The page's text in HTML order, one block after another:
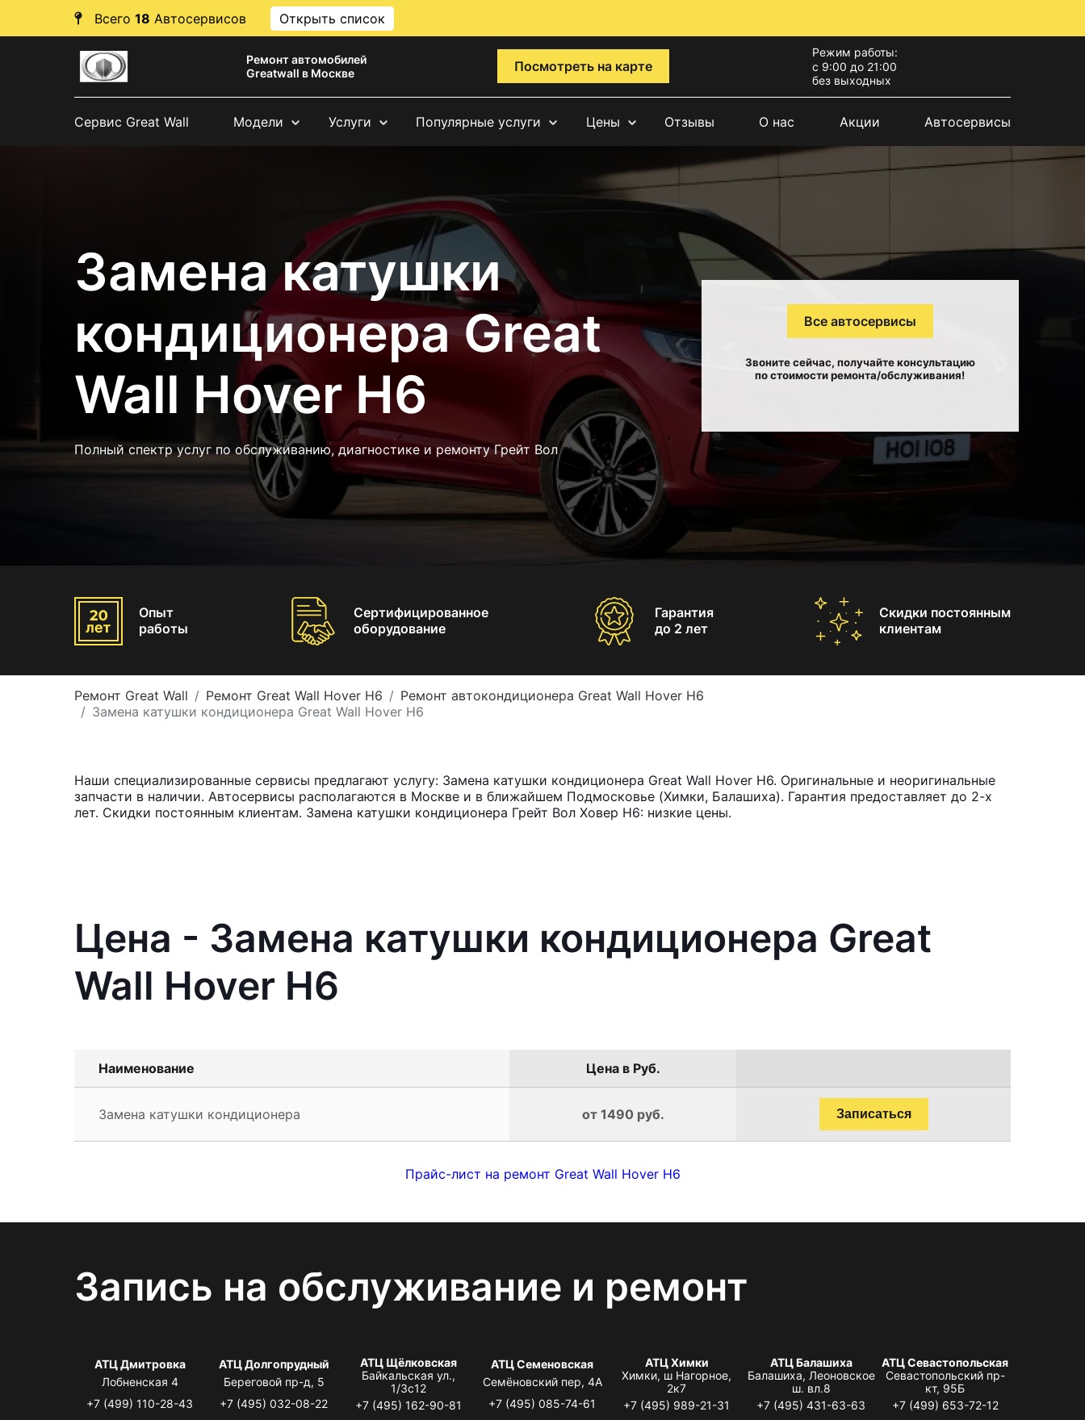
Всего 18 Автосервисов Открыть список
Ремонт автомобилей
Greatwall в Москве
Посмотреть на карте
Режим работы:
с 9:00 до 21:00
без выходных
Сервис Great Wall Модели Услуги Популярные услуги Цены Отзывы О нас Акции Автосервисы
Замена катушки
кондиционера Great
Wall Hover H6
Полный спектр услуг по обслуживанию, диагностике и ремонту Грейт Вол
Все автосервисы
Звоните сейчас, получайте консультацию
по стоимости ремонта/обслуживания!
Опыт
работы
Сертифицированное
оборудование
Гарантия
до 2 лет
Скидки постоянным
клиентам
Ремонт Great Wall Ремонт Great Wall Hover H6
Ремонт автокондиционера Great Wall Hover H6
Замена катушки кондиционера Great Wall Hover H6
Наши специализированные сервисы предлагают услугу: Замена катушки кондиционера Great Wall Hover H6. Оригинальные и неоригинальные
запчасти в наличии. Автосервисы располагаются в Москве и в ближайшем Подмосковье (Химки, Балашиха). Гарантия предоставляет до 2-х
лет. Скидки постоянным клиентам. Замена катушки кондиционера Грейт Вол Ховер Н6: низкие цены.
Цена - Замена катушки кондиционера Great
Wall Hover H6
Наименование Цена в Руб.
Замена катушки кондиционера от 1490 руб. Записаться
Прайс-лист на ремонт Great Wall Hover H6
Запись на обслуживание и ремонт
АТЦ Дмитровка
Лобненская 4
+7 (499) 110-28-43
АТЦ Долгопрудный
Береговой пр-д, 5
+7 (495) 032-08-22
АТЦ Щёлковская
Байкальская ул.,
1/3с12
+7 (495) 162-90-81
АТЦ Семеновская
Семёновский пер, 4А
+7 (495) 085-74-61
АТЦ Химки
Химки, ш Нагорное,
2к7
+7 (495) 989-21-31
АТЦ Балашиха
Балашиха, Леоновское
ш. вл.8
+7 (495) 431-63-63
АТЦ Севастопольская
Севастопольский пр-
кт, 95Б
+7 (499) 653-72-12